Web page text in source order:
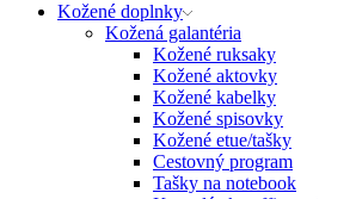
Kožené doplnky
Kožená galantéria
Kožené ruksaky
Kožené aktovky
Kožené kabelky
Kožené spisovky
Kožené etue/tašky
Cestovný program
Tašky na notebook